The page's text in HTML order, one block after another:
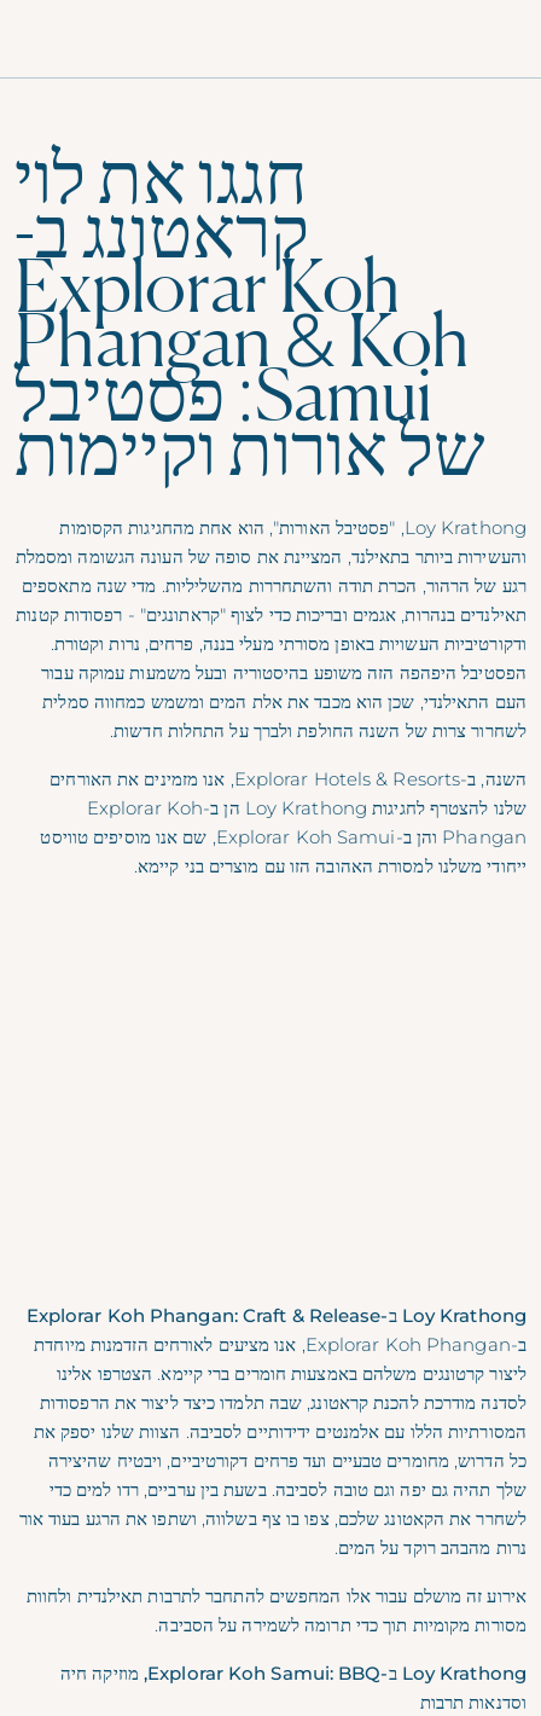
חגגו את לוי
קראטונג ב-
Explorar Koh
Phangan & Koh
Samui: פסטיבל
של אורות וקיימות
Loy Krathong, "פסטיבל האורות", הוא אחת מהחגיגות הקסומות
והעשירות ביותר בתאילנד, המציינת את סופה של העונה הגשומה ומסמלת
רגע של הרהור, הכרת תודה והשתחררות מהשליליות. מדי שנה מתאספים
תאילנדים בנהרות, אגמים ובריכות כדי לצוף "קראתונגים" - רפסודות קטנות
ודקורטיביות העשויות באופן מסורתי מעלי בננה, פרחים, נרות וקטורת.
הפסטיבל היפהפה הזה משופע בהיסטוריה ובעל משמעות עמוקה עבור
העם התאילנדי, שכן הוא מכבד את אלת המים ומשמש כמחווה סמלית
לשחרור צרות של השנה החולפת ולברך על התחלות חדשות.
השנה, ב-Explorar Hotels & Resorts, אנו מזמינים את האורחים
שלנו להצטרף לחגיגות Loy Krathong הן ב-Explorar Koh
Phangan והן ב-Explorar Koh Samui, שם אנו מוסיפים טוויסט
ייחודי משלנו למסורת האהובה הזו עם מוצרים בני קיימא.
Loy Krathong ב-Explorar Koh Phangan: Craft & Release
ב-Explorar Koh Phangan, אנו מציעים לאורחים הזדמנות מיוחדת
ליצור קרטונגים משלהם באמצעות חומרים ברי קיימא. הצטרפו אלינו
לסדנה מודרכת להכנת קראטונג, שבה תלמדו כיצד ליצור את הרפסודות
המסורתיות הללו עם אלמנטים ידידותיים לסביבה. הצוות שלנו יספק את
כל הדרוש, מחומרים טבעיים ועד פרחים דקורטיביים, ויבטיח שהיצירה
שלך תהיה גם יפה וגם טובה לסביבה. בשעת בין ערביים, רדו למים כדי
לשחרר את הקאטונג שלכם, צפו בו צף בשלווה, ושתפו את הרגע בעוד אור
נרות מהבהב רוקד על המים.
אירוע זה מושלם עבור אלו המחפשים להתחבר לתרבות תאילנדית ולחוות
מסורות מקומיות תוך כדי תרומה לשמירה על הסביבה.
Loy Krathong ב-Explorar Koh Samui: BBQ, מוזיקה חיה
וסדנאות תרבות